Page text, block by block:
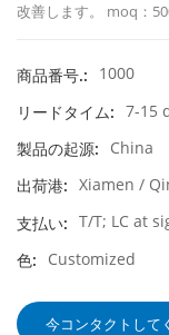
改善します。 moq：
商品番号.:
1000
リードタイム: 7-15
製品の起源:
China
出荷港: Xiamen /
支払い: T/T; LC at
色:
Customized
今コンタクトして